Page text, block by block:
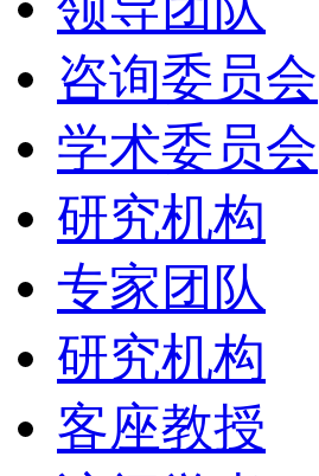
咨询委员会
学术委员会
研究机构
专家团队
研究机构
客座教授